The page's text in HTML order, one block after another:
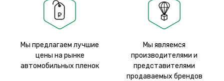
Мы предлагаем лучшие
цены на рынке
автомобильных пленок
Мы являемся
производителями и
представителями
продаваемых брендов